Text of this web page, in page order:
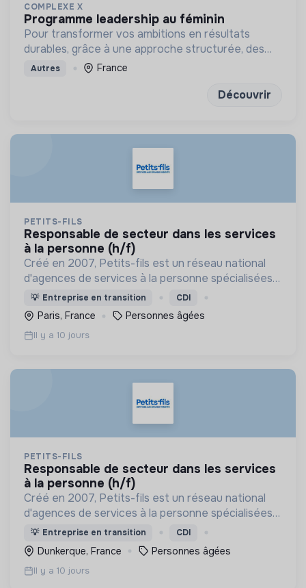
COMPLEXE X
programme leadership au féminin
Pour transformer vos ambitions en résultats
durables, grâce à une approche structurée, des
outils concrets et des exercices de réflexion
Autres France
Découvrir
PETITS-FILS
responsable de secteur dans les services
à la personne (h/f)
Créé en 2007, Petits-fils est un réseau national
d'agences de services à la personne spécialisées
dans l'aide à domicile pour les personnes âgées.
💡 Entreprise en transition CDI
Paris, France Personnes âgées
Il y a 10 jours
PETITS-FILS
responsable de secteur dans les services
à la personne (h/f)
Créé en 2007, Petits-fils est un réseau national
d'agences de services à la personne spécialisées
dans l'aide à domicile pour les personnes âgées.
💡 Entreprise en transition CDI
Dunkerque, France Personnes âgées
Il y a 10 jours